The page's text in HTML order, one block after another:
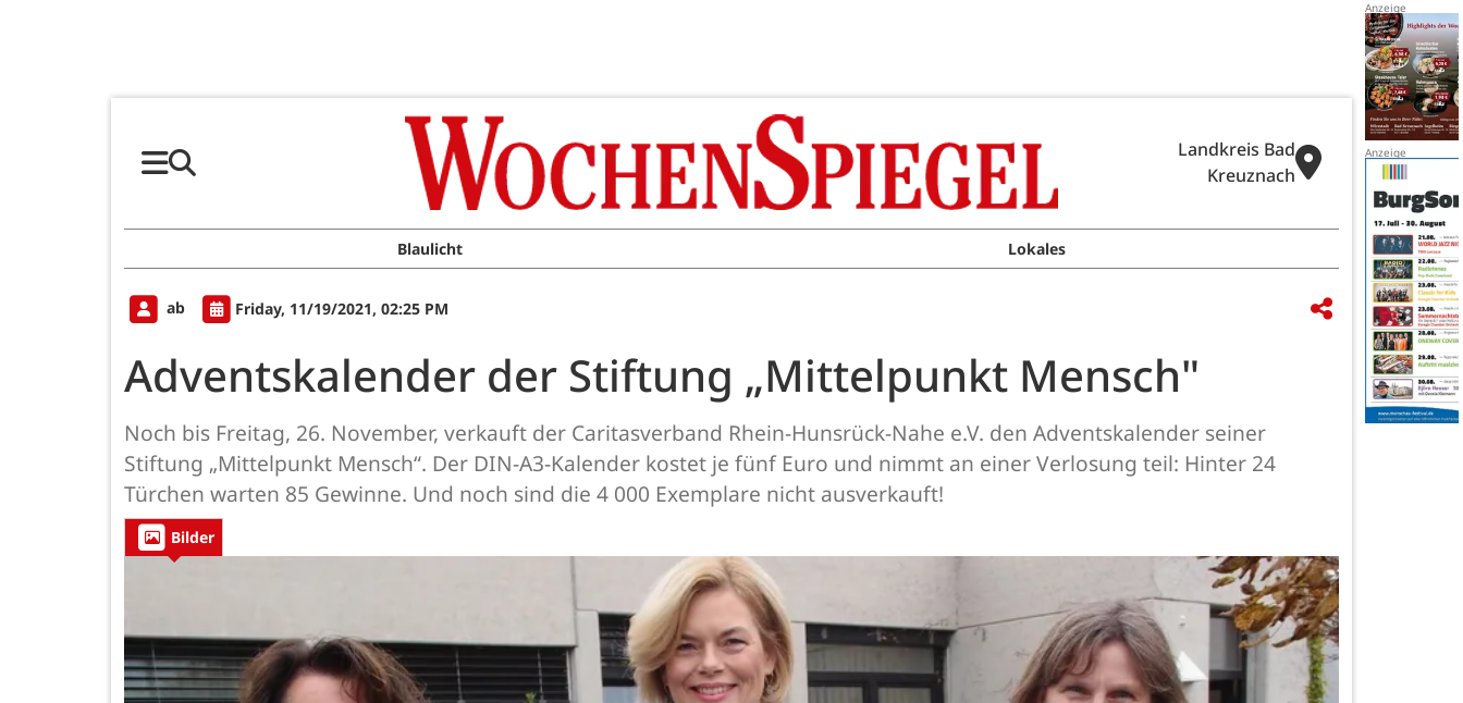
Landkreis Bad
Kreuznach
Blaulicht Lokales
ab Friday, 11/19/2021, 02:25 PM
Adventskalender der Stiftung „Mittelpunkt Mensch"
Noch bis Freitag, 26. November, verkauft der Caritasverband Rhein-Hunsrück-Nahe e.V. den Adventskalender seiner
Stiftung „Mittelpunkt Mensch“. Der DIN-A3-Kalender kostet je fünf Euro und nimmt an einer Verlosung teil: Hinter 24
Türchen warten 85 Gewinne. Und noch sind die 4 000 Exemplare nicht ausverkauft!
Bilder